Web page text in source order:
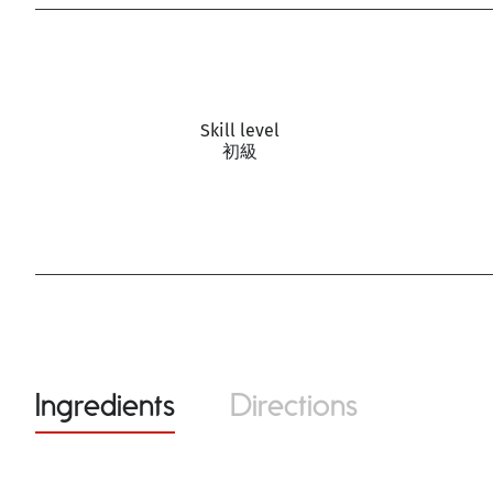
Skill level
初級
Ingredients Directions